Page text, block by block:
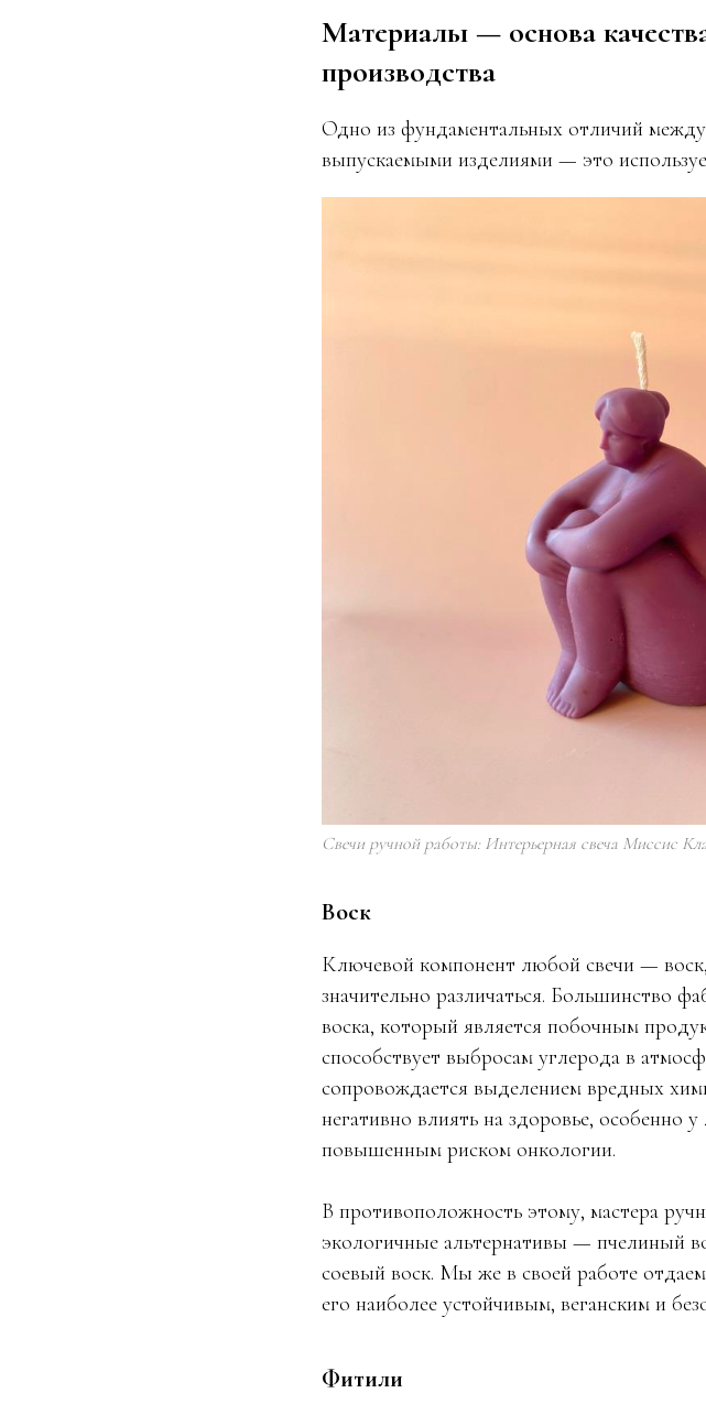
Материалы — основа
производства
Одно из фундаментальных отличий
выпускаемыми изделиями — это
Свечи ручной работы: Интерьерная свеча Миссис
Воск
Ключевой компонент любой свечи —
значительно различаться. Большинство
воска, который является побочным
способствует выбросам углерода в
сопровождается выделением вредных
негативно влиять на здоровье, особенно
повышенным риском онкологии.
В противоположность этому, мастера
экологичные альтернативы — пчелиный
соевый воск. Мы же в своей работе
его наиболее устойчивым, веганским и
Фитили